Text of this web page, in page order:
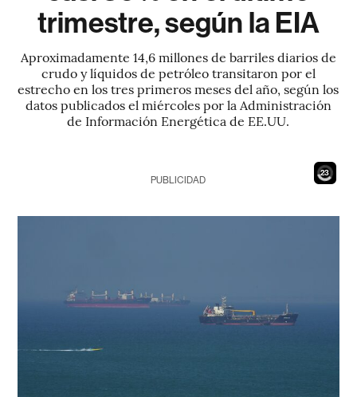
trimestre, según la EIA
Aproximadamente 14,6 millones de barriles diarios de
crudo y líquidos de petróleo transitaron por el
estrecho en los tres primeros meses del año, según los
datos publicados el miércoles por la Administración
de Información Energética de EE.UU.
22
PUBLICIDAD